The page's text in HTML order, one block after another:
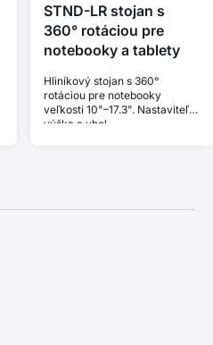
STND-LR stojan s
360° rotáciou pre
notebooky a tablety
Hliníkový stojan s 360°
rotáciou pre notebooky
veľkosti 10"–17.3". Nastaviteľná
výška a uhol.